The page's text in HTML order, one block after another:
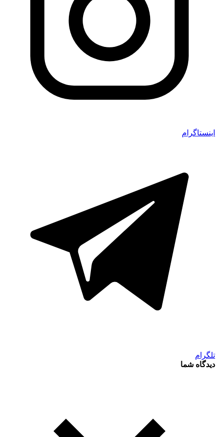
اینستاگرام
تلگرام
دیدگاه شما